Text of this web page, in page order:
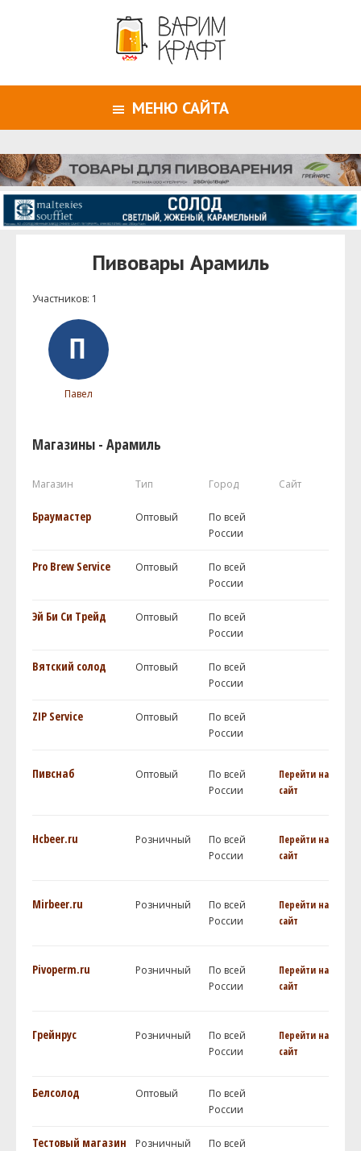
МЕНЮ САЙТА
Пивовары Арамиль
Участников: 1
Павел
Магазины - Арамиль
Магазин Тип Город Сайт
Браумастер Оптовый
По всей
России
Pro Brew Service Оптовый
По всей
России
Эй Би Си Трейд Оптовый
По всей
России
Вятский солод Оптовый
По всей
России
ZIP Service Оптовый
По всей
России
Пивснаб Оптовый
По всей
России
Перейти на
сайт
Hcbeer.ru Розничный
По всей
России
Перейти на
сайт
Mirbeer.ru Розничный
По всей
России
Перейти на
сайт
Pivoperm.ru Розничный
По всей
России
Перейти на
сайт
Грейнрус Розничный
По всей
России
Перейти на
сайт
Белсолод Оптовый
По всей
России
Тестовый магазин Розничный
По всей